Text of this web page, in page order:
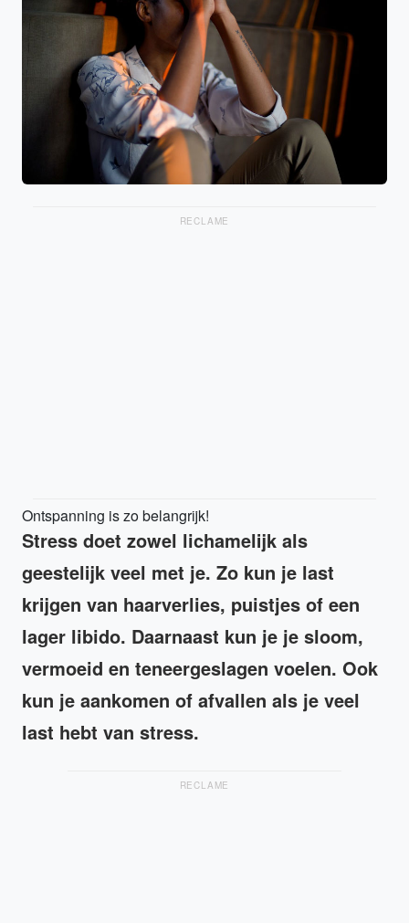
RECLAME
Ontspanning is zo belangrijk!
Stress doet zowel lichamelijk als
geestelijk veel met je. Zo kun je last
krijgen van haarverlies, puistjes of een
lager libido. Daarnaast kun je je sloom,
vermoeid en teneergeslagen voelen. Ook
kun je aankomen of afvallen als je veel
last hebt van stress.
RECLAME